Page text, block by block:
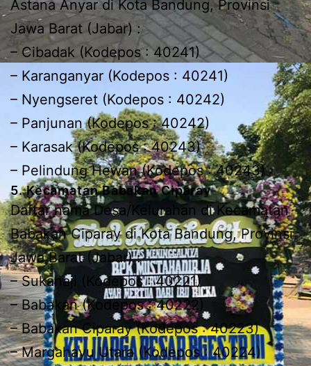
Astana Anyar di Kota Bandung, Provinsi
Jawa Barat (Jabar) :
– Cibadak (Kodepos : 40241)
– Karanganyar (Kodepos : 40241)
– Nyengseret (Kodepos : 40242)
– Panjunan (Kodepos : 40242)
– Karasak (Kodepos : 40243)
– Pelindung Hewan (Kodepos : 40243)
5. Kecamatan Babakan Ciparay
Daftar nama Desa/Kelurahan di Kecamatan
Babakan Ciparay di Kota Bandung, Provinsi
Jawa Barat (Jabar) :
– Sukahaji (Kodepos : 40221)
– Babakan (Kodepos : 40222)
– Babakan Ciparay (Kodepos : 40223)
– Margahayu Utara (Kodepos : 40224)